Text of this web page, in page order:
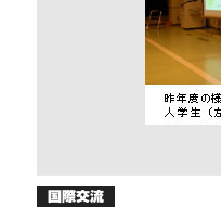
国際交流